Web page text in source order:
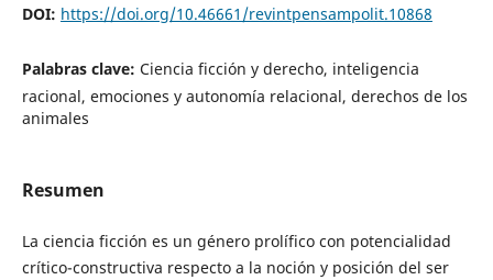
DOI: https://doi.org/10.46661/revintpensampolit.10868
Palabras clave: Ciencia ficción y derecho, inteligencia
racional, emociones y autonomía relacional, derechos de los
animales
Resumen
La ciencia ficción es un género prolífico con potencialidad
crítico-constructiva respecto a la noción y posición del ser